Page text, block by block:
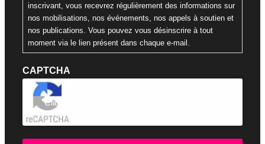
inscrivant, vous recevrez régulièrement des informations sur
nos mobilisations, nos événements, nos appels à soutien et
nos publications. Vous pouvez vous désinscrire à tout
moment via le lien présent dans chaque e-mail.
CAPTCHA
Cliquez pour accepter la validation reCaptcha.